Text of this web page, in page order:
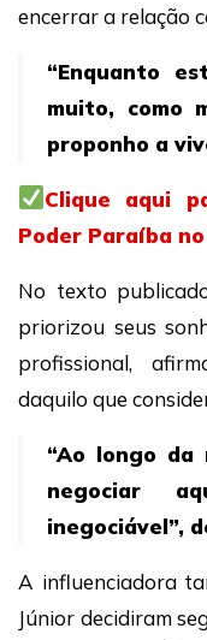
encerrar a relação
“Enquanto
muito, como
proponho a
Clique aqui
Poder Paraíba
No texto
priorizou seus
profissional,
daquilo que
“Ao longo da
negociar
inegociável”,
A influenciadora
Júnior decidiram